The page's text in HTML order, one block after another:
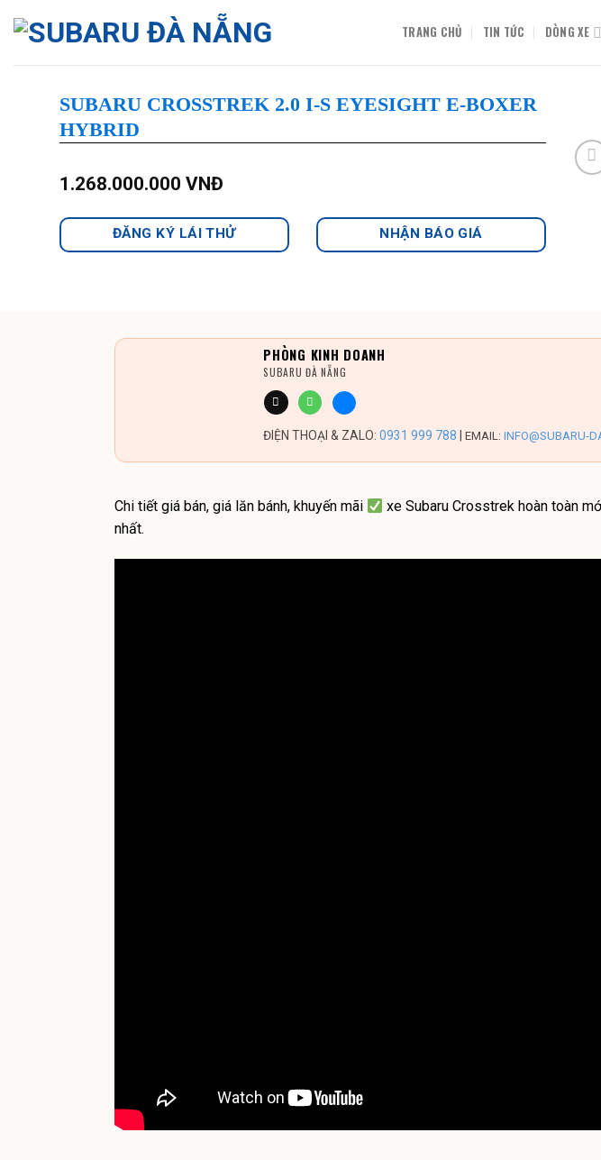
TRANG CHỦ TIN TỨC DÒNG XE
SUBARU CROSSTREK 2.0 I-S EYESIGHT E-BOXER
HYBRID
1.268.000.000 VNĐ
ĐĂNG KÝ LÁI THỬ NHẬN BÁO GIÁ
PHÒNG KINH DOANH
SUBARU ĐÀ NẴNG
ĐIỆN THOẠI & ZALO:0931 999 788 |EMAIL:INFO@SUBARU-
Chi tiết giá bán, giá lăn bánh, khuyến mãi xe Subaru Crosstrek hoàn toàn
nhất.